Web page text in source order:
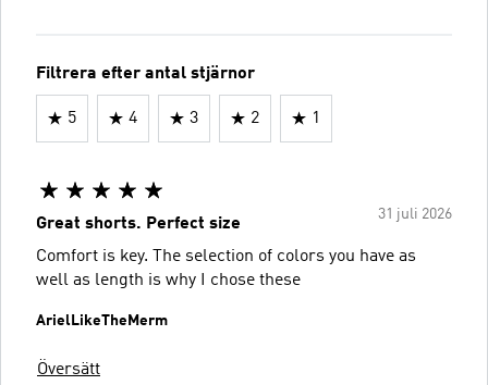
Filtrera efter antal stjärnor
5 4 3 2 1
31 juli 2026
Great shorts. Perfect size
Comfort is key. The selection of colors you have as
well as length is why I chose these
ArielLikeTheMerm
Översätt